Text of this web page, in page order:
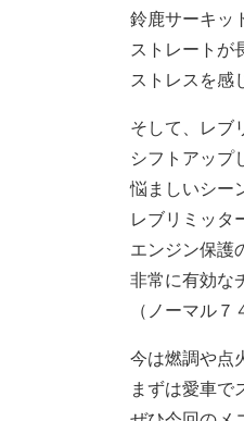
鈴鹿サーキッ
ストレートが
ストレスを感
そして、レブ
シフトアップ
悩ましいシー
レブリミッタ
エンジン保護
非常に有効な
（ノーマル
今は燃調や点
まずは愛車で